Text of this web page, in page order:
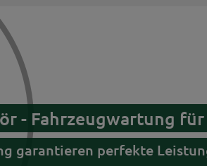
- Fahrzeugwartung für
garantieren perfekte